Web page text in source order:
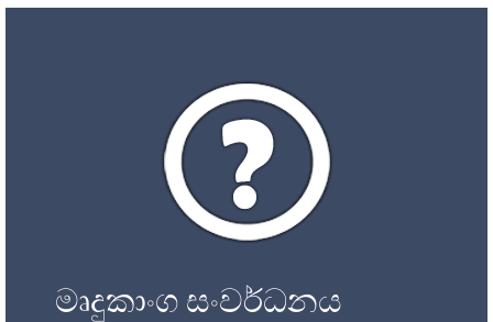
මෘදුකාංග සංවර්ධනය